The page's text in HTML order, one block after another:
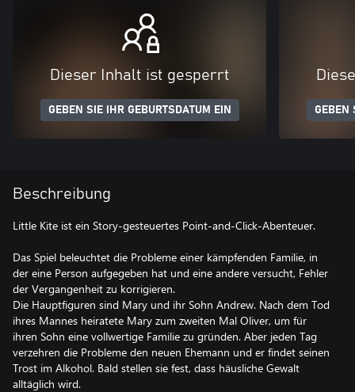
Dieser Inhalt ist gesperrt
GEBEN SIE IHR GEBURTSDATUM EIN GEBEN
Beschreibung
Little Kite ist ein Story-gesteuertes Point-and-Click-Abenteuer.
Das Spiel beleuchtet die Probleme einer kämpfenden Familie, in
der eine Person aufgegeben hat und eine andere versucht, Fehler
der Vergangenheit zu korrigieren.
Die Hauptfiguren sind Mary und ihr Sohn Andrew. Nach dem Tod
ihres Mannes heiratete Mary zum zweiten Mal Oliver, um für
ihren Sohn eine vollwertige Familie zu gründen. Aber jeden Tag
verzehren die Probleme den neuen Ehemann und er findet seinen
Trost im Alkohol. Bald stellen sie fest, dass häusliche Gewalt
alltäglich wird.